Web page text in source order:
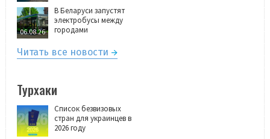
06.08.26
В Беларуси запустят
электробусы между
городами
Читать все новости
Турхаки
Список безвизовых
стран для украинцев в
2026 году